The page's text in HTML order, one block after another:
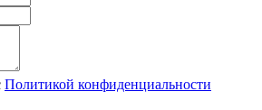
Политикой конфиденциальности